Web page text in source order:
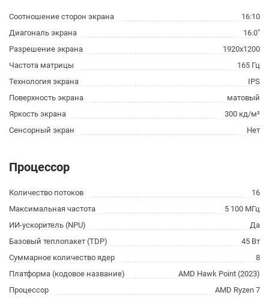
Соотношение сторон экрана
16:10
Диагональ экрана
16.0"
Разрешение экрана
1920x1200
Частота матрицы
165 Гц
Технология экрана
IPS
Поверхность экрана
матовый
Яркость экрана
300 кд/м²
Сенсорный экран
Нет
Процессор
Количество потоков
16
Максимальная частота
5 100 МГц
ИИ-ускоритель (NPU)
Да
Базовый теплопакет (TDP)
45 Вт
Суммарное количество ядер
8
Платформа (кодовое название)
AMD Hawk Point (2023)
Процессор
AMD Ryzen 7